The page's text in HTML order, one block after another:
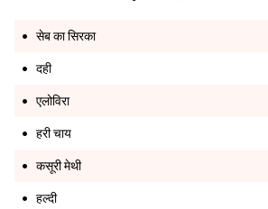
सेब का सिरका
दही
एलोविरा
हरी चाय
कसूरी मेथी
हल्दी